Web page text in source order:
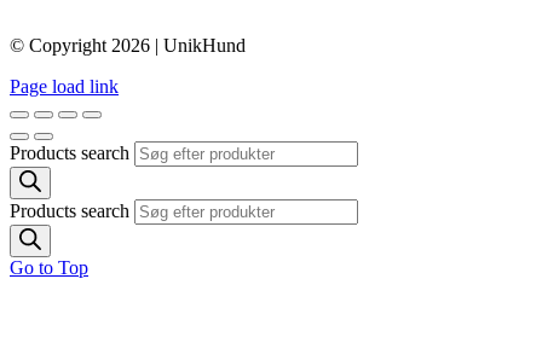
© Copyright 2026 | UnikHund
Page load link
Products search
Products search
Go to Top